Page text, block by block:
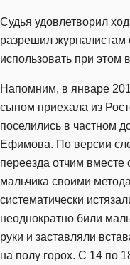
Судья удовлетворил
разрешил журналистам
использовать при этом
Напомним, в январе
сыном приехала из
поселились в частном
Ефимова. По версии
переезда отчим вместе
мальчика своими
систематически
неоднократно били
руки и заставляли
на полу горох. С 14 по